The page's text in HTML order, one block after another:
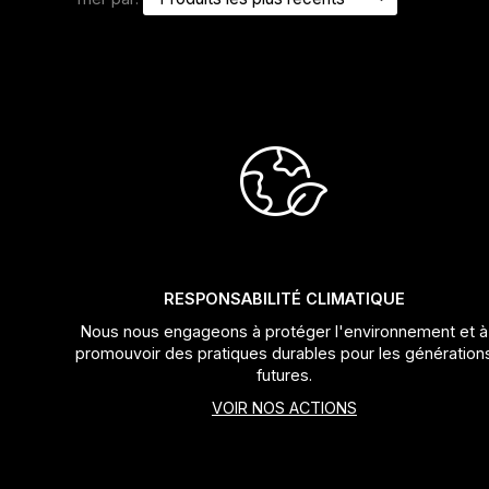
RESPONSABILITÉ CLIMATIQUE
Nous nous engageons à protéger l'environnement et à
promouvoir des pratiques durables pour les
futures.
VOIR NOS ACTIONS